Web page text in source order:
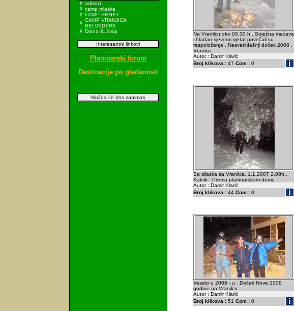
admin1
camp mlaska
CAMP SEGET
CAMP VRANJICA
BELVEDERE
Diana & Josip
Interesantni linkovi
Planinarski forum
Destinacije po gledanosti
Možda će Vas zanimati
Na Vranilcu oko 00.30 h . Snježna mećava
i hladan sjeverni vjetar povečali su
raspoloženje . Nesvakidašnji doček 2008 .
Vranilac .
Autor : Damir Klarić
Broj klikova : 47 Com : 0
Sa silaska sa Vranilca. 1.1.2007 2.00h .
Kalnik . Prema planinarskom domu .
Autor : Damir Klarić
Broj klikova : 44 Com : 0
Veselo u 2008 - u . Doček Nove 2008
godine na Vranilcu .
Autor : Damir Klarić
Broj klikova : 51 Com : 0